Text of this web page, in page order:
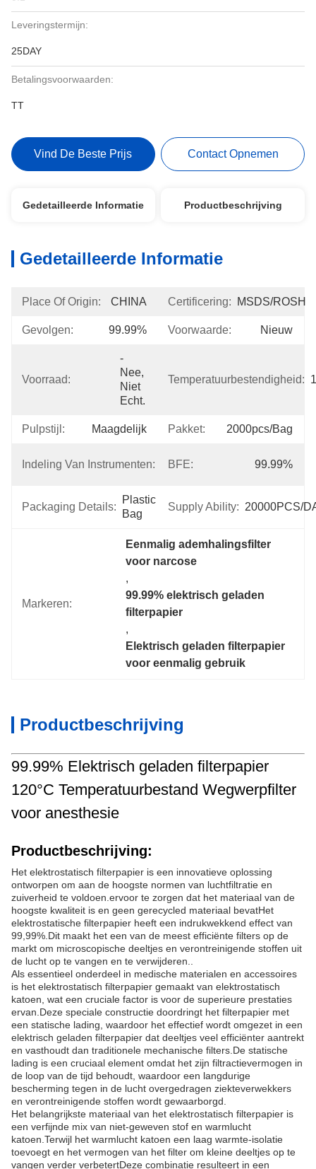
Leveringstermijn:
25DAY
Betalingsvoorwaarden:
TT
Vind De Beste Prijs Contact Opnemen
Gedetailleerde Informatie Productbeschrijving
Gedetailleerde Informatie
Place Of Origin: CHINA Certificering: MSDS/ROSH
Gevolgen: 99.99% Voorwaarde: Nieuw
Voorraad:
-
Nee,
Niet
Echt.
Temperatuurbestendigheid:
Pulpstijl: Maagdelijk Pakket: 2000pcs/bag
Indeling Van Instrumenten:
Klasse
BFE: 99.99%
Packaging Details:
Plastic
Bag
Supply Ability: 20000PCS/
Markeren:
Eenmalig ademhalingsfilter
voor narcose
,
99.99% elektrisch geladen
filterpapier
,
Elektrisch geladen filterpapier
voor eenmalig gebruik
Productbeschrijving
99.99% Elektrisch geladen filterpapier
120°C Temperatuurbestand Wegwerpfilter
voor anesthesie
Productbeschrijving:
Het elektrostatisch filterpapier is een innovatieve oplossing
ontworpen om aan de hoogste normen van luchtfiltratie en
zuiverheid te voldoen.ervoor te zorgen dat het materiaal van de
hoogste kwaliteit is en geen gerecycled materiaal bevatHet
elektrostatische filterpapier heeft een indrukwekkend effect van
99,99%.Dit maakt het een van de meest efficiënte filters op de
markt om microscopische deeltjes en verontreinigende stoffen uit
de lucht op te vangen en te verwijderen..
Als essentieel onderdeel in medische materialen en accessoires
is het elektrostatisch filterpapier gemaakt van elektrostatisch
katoen, wat een cruciale factor is voor de superieure prestaties
ervan.Deze speciale constructie doordringt het filterpapier met
een statische lading, waardoor het effectief wordt omgezet in een
elektrisch geladen filterpapier dat deeltjes veel efficiënter aantrekt
en vasthoudt dan traditionele mechanische filters.De statische
lading is een cruciaal element omdat het zijn filtractievermogen in
de loop van de tijd behoudt, waardoor een langdurige
bescherming tegen in de lucht overgedragen ziekteverwekkers
en verontreinigende stoffen wordt gewaarborgd.
Het belangrijkste materiaal van het elektrostatisch filterpapier is
een verfijnde mix van niet-geweven stof en warmlucht
katoen.Terwijl het warmlucht katoen een laag warmte-isolatie
toevoegt en het vermogen van het filter om kleine deeltjes op te
vangen verder verbetertDeze combinatie resulteert in een